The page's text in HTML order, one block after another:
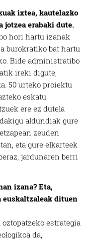
ixtea, kautelazko
erabaki dute.
hori hartu izanak
burokratiko bat hartu
Bide administratibo
ireki digute,
50 urteko proiektu
eskatu;
ere ez dutela
aldundiak gure
zeuden
eta gure elkarteek
jardunaren berri
izana? Eta,
dituen
estrategia
da,